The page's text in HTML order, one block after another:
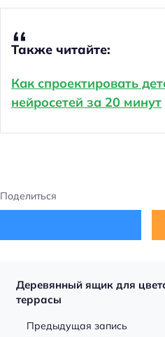
Также читайте:
Как спроектировать
нейросетей за 20 минут
Поделиться
Деревянный ящик для
террасы
Предыдущая запись